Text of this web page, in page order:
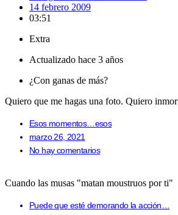
14 febrero 2009
03:51
Extra
Actualizado hace 3 años
¿Con ganas de más?
Quiero que me hagas una foto. Quiero
Esos momentos…esos
marzo 26, 2021
No hay comentarios
Cuando las musas "matan moustruos por ti"
Puede que esté demorando la acción…